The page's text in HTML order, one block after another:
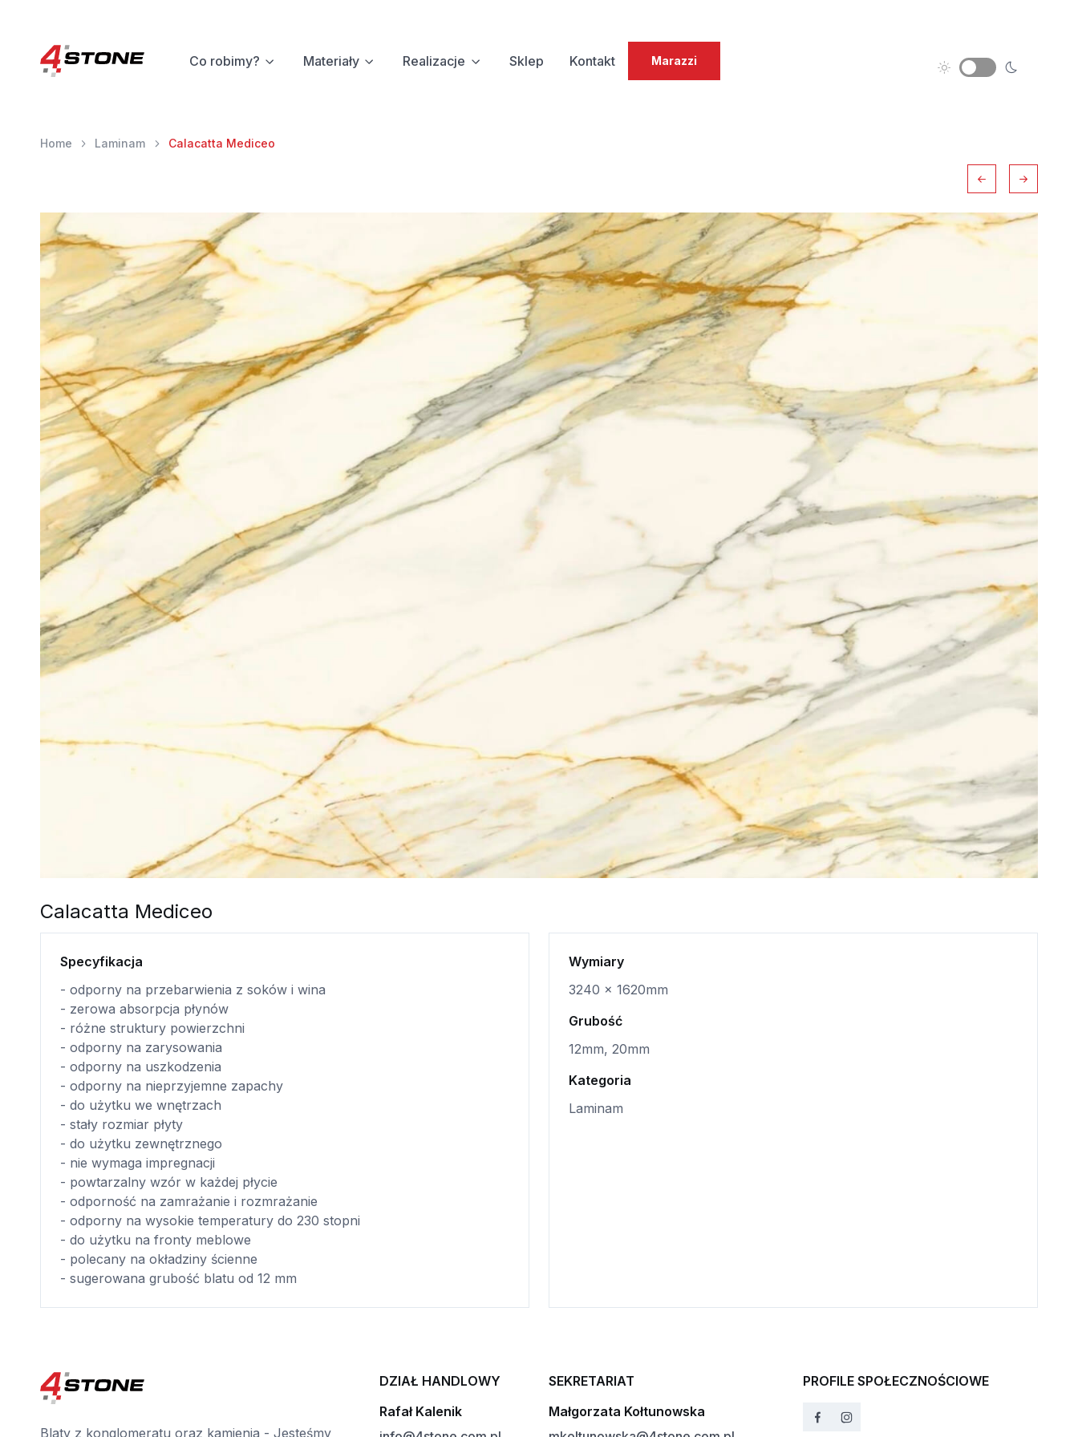
Co robimy? Materiały Realizacje Sklep Kontakt Marazzi
Home Laminam Calacatta Mediceo
Calacatta Mediceo
Specyfikacja
- odporny na przebarwienia z soków i wina
- zerowa absorpcja płynów
- różne struktury powierzchni
- odporny na zarysowania
- odporny na uszkodzenia
- odporny na nieprzyjemne zapachy
- do użytku we wnętrzach
- stały rozmiar płyty
- do użytku zewnętrznego
- nie wymaga impregnacji
- powtarzalny wzór w każdej płycie
- odporność na zamrażanie i rozmrażanie
- odporny na wysokie temperatury do 230 stopni
- do użytku na fronty meblowe
- polecany na okładziny ścienne
- sugerowana grubość blatu od 12 mm
Wymiary
3240 x 1620mm
Grubość
12mm, 20mm
Kategoria
Laminam
Blaty z konglomeratu oraz kamienia - Jesteśmy
DZIAŁ HANDLOWY
Rafał Kalenik
SEKRETARIAT
Małgorzata Kołtunowska
PROFILE SPOŁECZNOŚCIOWE